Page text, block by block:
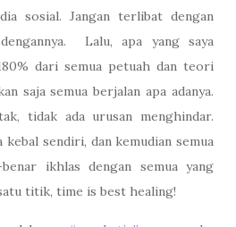
sosial. Jangan terlibat dengan
Lalu, apa yang saya
dari semua petuah dan teori
saja semua berjalan apa adanya.
tidak ada urusan menghindar.
kebal sendiri, dan kemudian semua
ikhlas dengan semua yang
titik, time is best healing!